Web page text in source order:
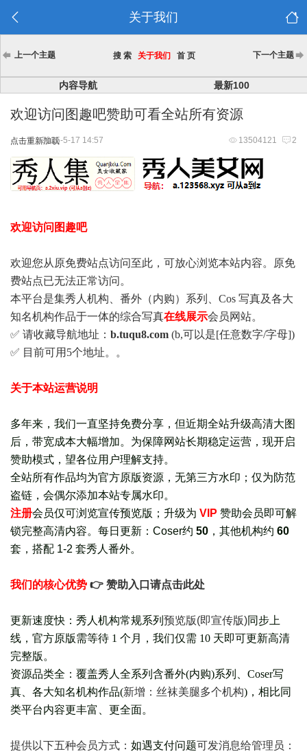
关于我们
上一个主题 搜 索 关于我们 首 页 下一个主题
内容导航 最新100
欢迎访问图趣吧赞助可看全站所有资源
点击重新加载 13504121 2
2025-5-17 14:57
欢迎访问图趣吧
欢迎您从原免费站点访问至此，可放心浏览本站内容。原免
费站点已无法正常访问。
本平台是集秀人机构、番外（内购）系列、Cos 写真及各大
知名机构作品于一体的综合写真在线展示会员网站。
✅ 请收藏导航地址： b.tuqu8.com (b,可以是[任意数字/字母])
✅ 目前可用5个地址。。
关于本站运营说明
多年来，我们一直坚持免费分享，但近期全站升级高清大图
后，带宽成本大幅增加。为保障网站长期稳定运营，现开启
赞助模式，望各位用户理解支持。
全站所有作品均为官方原版资源，无第三方水印；仅为防范
盗链，会偶尔添加本站专属水印。
注册会员仅可浏览宣传预览版 ； 升级为 VIP 赞助会员即可解
锁完整高清内容。每日更新： Coser约 50 ，其他机构约 60
套， 搭配 1-2 套秀人番外。
我们的核心优势 👉 赞助入口请点击此处
更新速度快：秀人机构常规系列 预览版(即宣传版)同步上
线，官方原版需等待 1 个月，我们仅需 10 天即可更新高清
完整版。
资源品类全：覆盖秀人全系列含番外(内购)系列、Coser写
真、各大知名机构作品(新增：丝袜美腿多个机构)，相比同
类平台内容更丰富、更全面。
提供以下五种会员方式： 如遇支付问题可发消息给管理员：